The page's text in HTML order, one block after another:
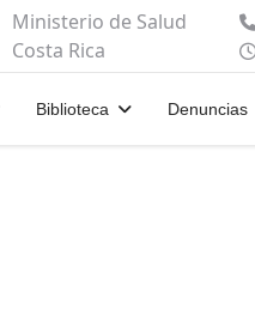
Ministerio de Salud
Costa Rica
Biblioteca Denuncias